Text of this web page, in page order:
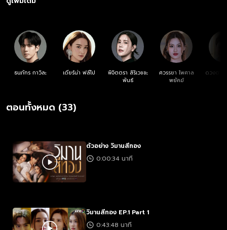
ธนภัทร กาวิละ เดียร์น่า ฟลีโป
พิจิตตรา สิริเวชชะ
พันธ์
ศวรรยา ไพศาล
พยัคฆ์
ดวงตา
ตอนทั้งหมด (33)
ตัวอย่าง วิมานสีทอง
0:00:34 นาที
วิมานสีทอง EP.1 Part 1
0:43:48 นาที